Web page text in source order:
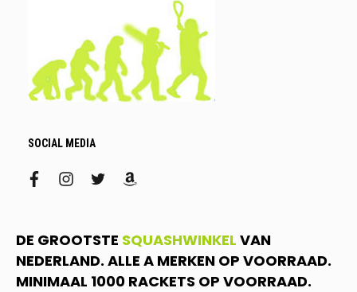
SOCIAL MEDIA
facebookinstagram
twitteramazon
DE GROOTSTE SQUASHWINKEL VAN
NEDERLAND. ALLE A MERKEN OP VOORRAAD.
MINIMAAL 1000 RACKETS OP VOORRAAD.